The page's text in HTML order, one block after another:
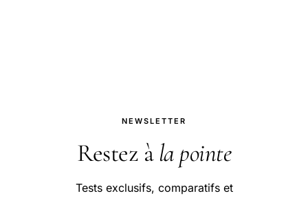
NEWSLETTER
Restez à la pointe
Tests exclusifs, comparatifs et